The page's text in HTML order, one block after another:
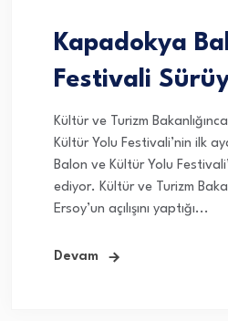
Kapadokya
Festivali
Kültür ve Turizm
Kültür Yolu Festivali’nin ilk
Balon ve Kültür Yolu
ediyor. Kültür ve Turizm
Ersoy’un açılışını yaptığı...
Devam